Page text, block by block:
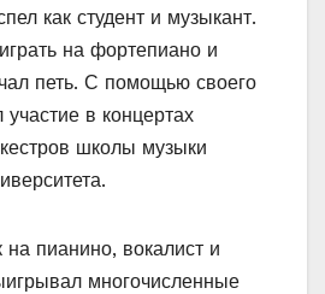
как студент и музыкант.
на фортепиано и
петь. С помощью своего
в концертах
школы музыки
на пианино, вокалист и
многочисленные